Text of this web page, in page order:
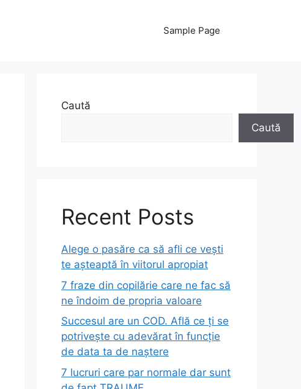
Sample Page
Caută
Caută
Recent Posts
Alege o pasăre ca să afli ce vești
te așteaptă în viitorul apropiat
7 fraze din copilărie care ne fac să
ne îndoim de propria valoare
Succesul are un COD. Află ce ți se
potrivește cu adevărat în funcție
de data ta de naștere
7 lucruri care par normale dar sunt